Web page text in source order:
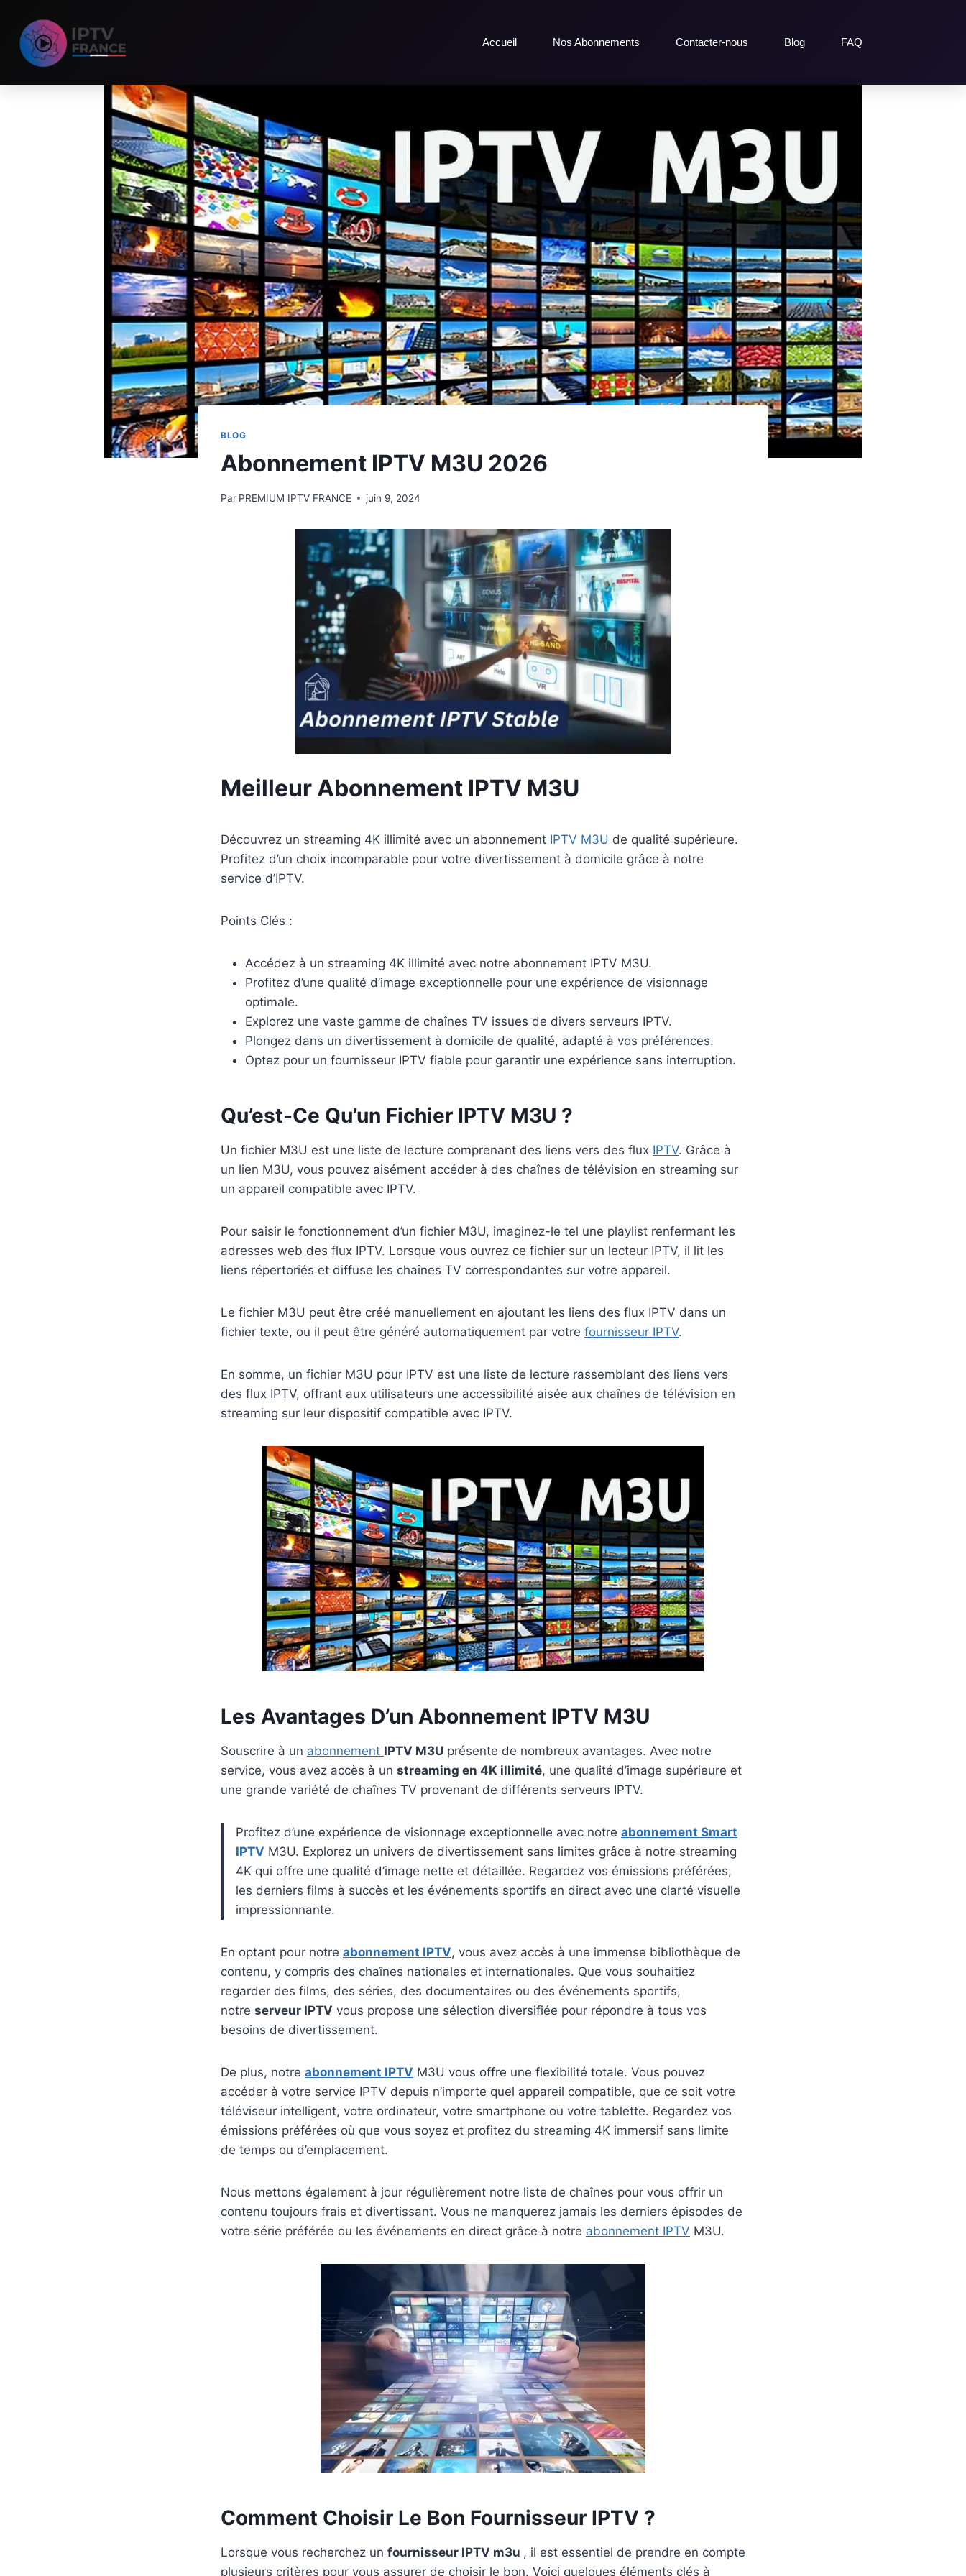
Accueil Nos Abonnements Contacter-nous Blog FAQ
BLOG
Abonnement IPTV M3U 2026
Par PREMIUM IPTV FRANCE juin 9, 2024
Meilleur Abonnement IPTV M3U
Découvrez un streaming 4K illimité avec un abonnement IPTV M3U de qualité supérieure.
Profitez d’un choix incomparable pour votre divertissement à domicile grâce à notre
service d’IPTV.
Points Clés :
Accédez à un streaming 4K illimité avec notre abonnement IPTV M3U.
Profitez d’une qualité d’image exceptionnelle pour une expérience de visionnage
optimale.
Explorez une vaste gamme de chaînes TV issues de divers serveurs IPTV.
Plongez dans un divertissement à domicile de qualité, adapté à vos préférences.
Optez pour un fournisseur IPTV fiable pour garantir une expérience sans interruption.
Qu’est-Ce Qu’un Fichier IPTV M3U ?
Un fichier M3U est une liste de lecture comprenant des liens vers des flux IPTV. Grâce à
un lien M3U, vous pouvez aisément accéder à des chaînes de télévision en streaming sur
un appareil compatible avec IPTV.
Pour saisir le fonctionnement d’un fichier M3U, imaginez-le tel une playlist renfermant les
adresses web des flux IPTV. Lorsque vous ouvrez ce fichier sur un lecteur IPTV, il lit les
liens répertoriés et diffuse les chaînes TV correspondantes sur votre appareil.
Le fichier M3U peut être créé manuellement en ajoutant les liens des flux IPTV dans un
fichier texte, ou il peut être généré automatiquement par votre fournisseur IPTV.
En somme, un fichier M3U pour IPTV est une liste de lecture rassemblant des liens vers
des flux IPTV, offrant aux utilisateurs une accessibilité aisée aux chaînes de télévision en
streaming sur leur dispositif compatible avec IPTV.
Les Avantages D’un Abonnement IPTV M3U
Souscrire à un abonnement IPTV M3U présente de nombreux avantages. Avec notre
service, vous avez accès à un streaming en 4K illimité, une qualité d’image supérieure et
une grande variété de chaînes TV provenant de différents serveurs IPTV.
Profitez d’une expérience de visionnage exceptionnelle avec notre abonnement Smart
IPTV M3U. Explorez un univers de divertissement sans limites grâce à notre streaming
4K qui offre une qualité d’image nette et détaillée. Regardez vos émissions préférées,
les derniers films à succès et les événements sportifs en direct avec une clarté visuelle
impressionnante.
En optant pour notre abonnement IPTV, vous avez accès à une immense bibliothèque de
contenu, y compris des chaînes nationales et internationales. Que vous souhaitiez
regarder des films, des séries, des documentaires ou des événements sportifs,
notre serveur IPTV vous propose une sélection diversifiée pour répondre à tous vos
besoins de divertissement.
De plus, notre abonnement IPTV M3U vous offre une flexibilité totale. Vous pouvez
accéder à votre service IPTV depuis n’importe quel appareil compatible, que ce soit votre
téléviseur intelligent, votre ordinateur, votre smartphone ou votre tablette. Regardez vos
émissions préférées où que vous soyez et profitez du streaming 4K immersif sans limite
de temps ou d’emplacement.
Nous mettons également à jour régulièrement notre liste de chaînes pour vous offrir un
contenu toujours frais et divertissant. Vous ne manquerez jamais les derniers épisodes de
votre série préférée ou les événements en direct grâce à notre abonnement IPTV M3U.
Comment Choisir Le Bon Fournisseur IPTV ?
Lorsque vous recherchez un fournisseur IPTV m3u , il est essentiel de prendre en compte
plusieurs critères pour vous assurer de choisir le bon. Voici quelques éléments clés à